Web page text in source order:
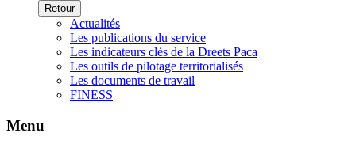
Retour
Actualités
Les publications du service
Les indicateurs clés de la Dreets Paca
Les outils de pilotage territorialisés
Les documents de travail
FINESS
Menu